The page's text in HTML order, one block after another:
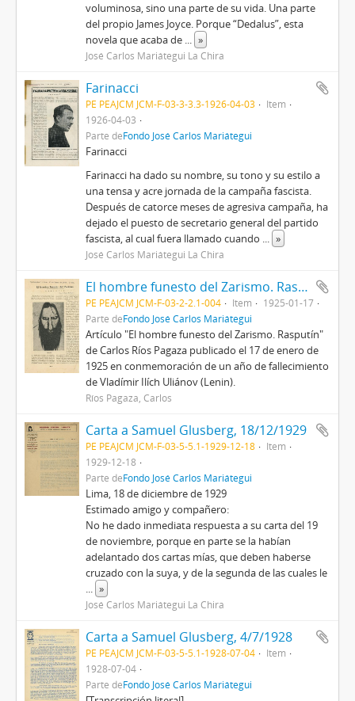
voluminosa, sino una parte de su vida. Una parte
del propio James Joyce. Porque “Dedalus”, esta
novela que acaba de ... »
José Carlos Mariátegui La Chira
Farinacci
PE PEAJCM JCM-F-03-3-3.3-1926-04-03
Item
1926-04-03
Parte deFondo José Carlos Mariátegui
Farinacci
Farinacci ha dado su nombre, su tono y su estilo a
una tensa y acre jornada de la campaña fascista.
Después de catorce meses de agresiva campaña, ha
dejado el puesto de secretario general del partido
fascista, al cual fuera llamado cuando ... »
José Carlos Mariátegui La Chira
El hombre funesto del Zarismo. Rasputín [Recorte de Prensa]
PE PEAJCM JCM-F-03-2-2.1-004 Item
1925-01-17
Parte deFondo José Carlos Mariátegui
Artículo "El hombre funesto del Zarismo. Rasputín"
de Carlos Ríos Pagaza publicado el 17 de enero de
1925 en conmemoración de un año de fallecimiento
de Vladímir Ilích Uliánov (Lenin).
Ríos Pagaza, Carlos
Carta a Samuel Glusberg, 18/12/1929
PE PEAJCM JCM-F-03-5-5.1-1929-12-18
Item
1929-12-18
Parte deFondo José Carlos Mariátegui
Lima, 18 de diciembre de 1929
Estimado amigo y compañero:
No he dado inmediata respuesta a su carta del 19
de noviembre, porque en parte se la habían
adelantado dos cartas mías, que deben haberse
cruzado con la suya, y de la segunda de las cuales le
... »
José Carlos Mariátegui La Chira
Carta a Samuel Glusberg, 4/7/1928
PE PEAJCM JCM-F-03-5-5.1-1928-07-04
Item
1928-07-04
Parte deFondo José Carlos Mariátegui